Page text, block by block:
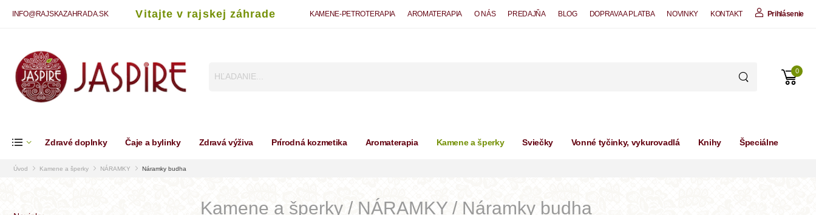
INFO@RAJSKAZAHRADA.SK Vitajte v rajskej záhrade KAMENE-PETROTERAPIA AROMATERAPIA O NÁS PREDAJŇA BLOG DOPRAVA A PLATBA NOVINKY KONTAKT Prihlásenie
0
Zdravé doplnky Čaje a bylinky Zdravá výživa Prírodná kozmetika Aromaterapia Kamene a šperky Sviečky Vonné tyčinky, vykurovadlá Knihy Špeciálne
Úvod Kamene a šperky NÁRAMKY Náramky budha
Kamene a šperky / NÁRAMKY / Náramky budha